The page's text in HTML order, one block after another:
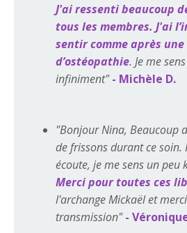
J'ai ressenti beaucoup
tous les membres. J'ai
sentir comme après
d’ostéopathie. Je me
infiniment"- Michèle D.
"Bonjour Nina, Beaucoup
de frissons durant ce soin.
écoute, je me sens un peu
Merci pour toutes ces
l'archange Mickaël et
transmission"-